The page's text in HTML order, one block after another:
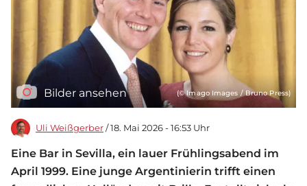
Bilder ansehen (© Imago Images / Bruno Press)
Uli Weißgerber / 18. Mai 2026 - 16:53 Uhr
Eine Bar in Sevilla, ein lauer Frühlingsabend im
April 1999. Eine junge Argentinierin trifft einen